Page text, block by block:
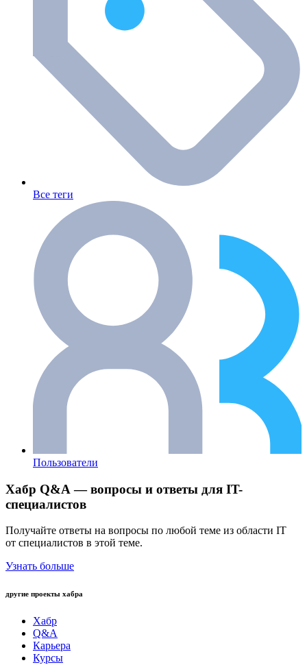
Все теги
Пользователи
Хабр Q&A — вопросы и ответы для IT-
специалистов
Получайте ответы на вопросы по любой теме из области IT
от специалистов в этой теме.
Узнать больше
другие проекты хабра
Хабр
Q&A
Карьера
Курсы